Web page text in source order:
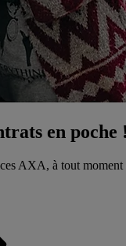
en poche !
AXA, à tout